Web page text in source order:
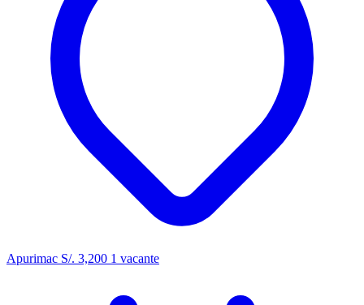
Apurimac S/. 3,200 1 vacante